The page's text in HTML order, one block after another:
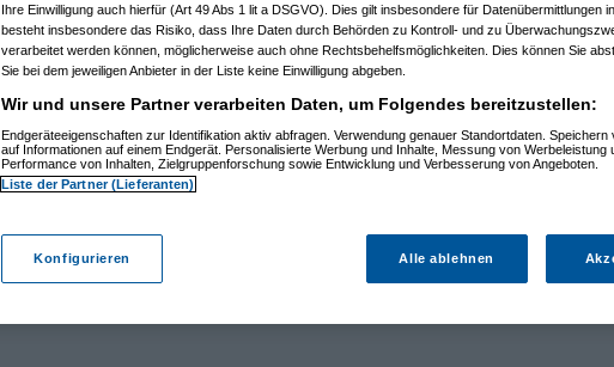
Ihre Einwilligung auch hierfür (Art 49 Abs 1 lit a DSGVO). Dies gilt insbesondere für Datenübermittlungen
besteht insbesondere das Risiko, dass Ihre Daten durch Behörden zu Kontroll- und zu
verarbeitet werden können, möglicherweise auch ohne Rechtsbehelfsmöglichkeiten. Dies können Sie
Sie bei dem jeweiligen Anbieter in der Liste keine Einwilligung abgeben.
Wir und unsere Partner verarbeiten Daten, um Folgendes bereitzustellen:
Endgeräteeigenschaften zur Identifikation aktiv abfragen. Verwendung genauer Standortdaten. Speichern
auf Informationen auf einem Endgerät. Personalisierte Werbung und Inhalte, Messung von Werbeleistung
Performance von Inhalten, Zielgruppenforschung sowie Entwicklung und Verbesserung von Angeboten.
Liste der Partner (Lieferanten)
Konfigurieren Alle ablehnen